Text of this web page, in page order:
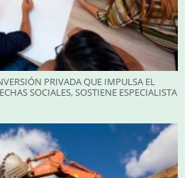
PRIVADA QUE IMPULSA EL
SOCIALES, SOSTIENE ESPECIALISTA